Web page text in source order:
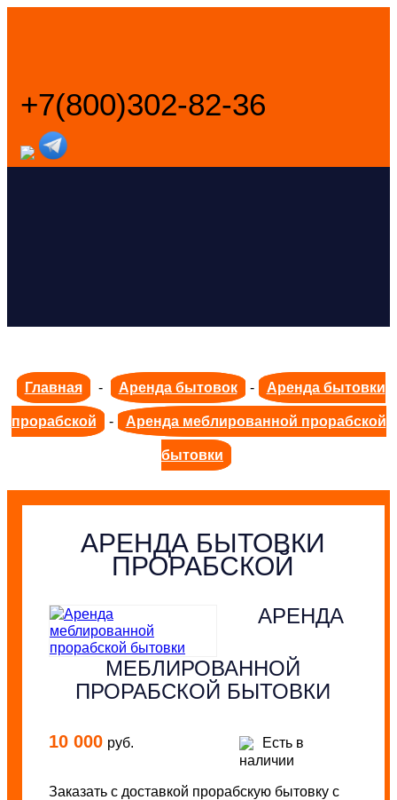
+7(800)302-82-36
Главная - Аренда бытовок - Аренда бытовки
прорабской - Аренда меблированной прорабской
бытовки
АРЕНДА БЫТОВКИ
ПРОРАБСКОЙ
АРЕНДА
МЕБЛИРОВАННОЙ
ПРОРАБСКОЙ БЫТОВКИ
10 000 руб.
Есть в
наличии
Заказать с доставкой прорабскую бытовку с